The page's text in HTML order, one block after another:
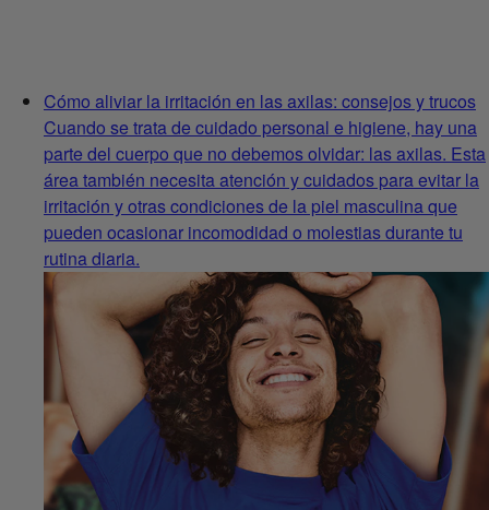
Cómo aliviar la irritación en las axilas: consejos y trucos
Cuando se trata de cuidado personal e higiene, hay una
parte del cuerpo que no debemos olvidar: las axilas. Esta
área también necesita atención y cuidados para evitar la
irritación y otras condiciones de la piel masculina que
pueden ocasionar incomodidad o molestias durante tu
rutina diaria.